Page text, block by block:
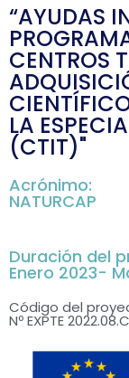
“AYUDAS
CENTROS
LA
(CTIT)"
Acrónimo:
NATURCAP
Duración del
Enero 2023-
Código del
Nº EXPTE